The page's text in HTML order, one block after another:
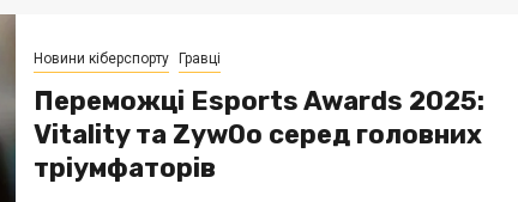
Новини кіберспорту Гравці
Переможці Esports Awards 2025:
Vitality та ZywOo серед головних
тріумфаторів